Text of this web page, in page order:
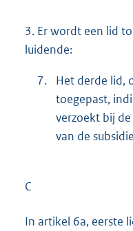
3. Er wordt een lid
luidende:
7.
Het derde lid,
toegepast,
verzoekt bij
van de
C
In artikel 6a, eerste